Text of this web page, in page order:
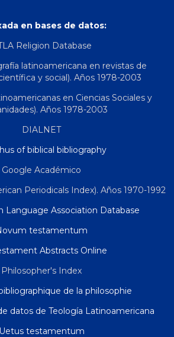
en bases de datos:
Religion Database
latinoamericana en revistas de
y social). Años 1978-2003
en Ciencias Sociales y
Años 1978-2003
DIALNET
of biblical bibliography
Google Académico
Periodicals Index). Años 1970-1992
Language Association Database
testamentum
Abstracts Online
Philosopher's Index
de la philosophie
datos de Teología Latinoamericana
Uetus testamentum